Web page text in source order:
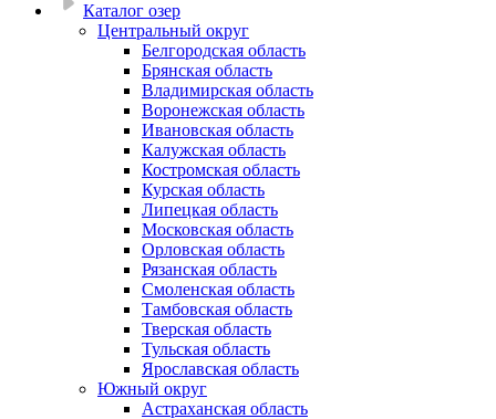
Каталог озер
Центральный округ
Белгородская область
Брянская область
Владимирская область
Воронежская область
Ивановская область
Калужская область
Костромская область
Курская область
Липецкая область
Московская область
Орловская область
Рязанская область
Смоленская область
Тамбовская область
Тверская область
Тульская область
Ярославская область
Южный округ
Астраханская область